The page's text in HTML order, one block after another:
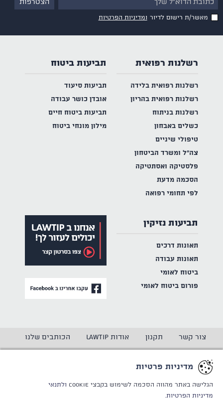
מאשר/ת רישום לדיור ומדיניות הפרטיות
רשלנות רפואית
רשלנות רפואית בלידה
רשלנות רפואית בהריון
רשלנות בניתוח
כשלים באבחון
טיפולי שיניים
צה"ל ומשרד הביטחון
פלסטיקה ואסתטיקה
הסכמה מדעת
לפי תחומי רפואה
תביעות ביטוח
תביעות סיעוד
אובדן כושר עבודה
תביעות ביטוח חיים
מילון מונחי ביטוח
תביעות נזיקין
תאונות דרכים
תאונות עבודה
ביטוח לאומי
פורום ביטוח לאומי
צור קשר תקנון אודות LAWTIP הכותבים שלנו
מדיניות פרטיות
הגלישה באתר מהווה הסכמה לשימוש בקבצי Cookie
ולתנאי
מדיניות הפרטיות.